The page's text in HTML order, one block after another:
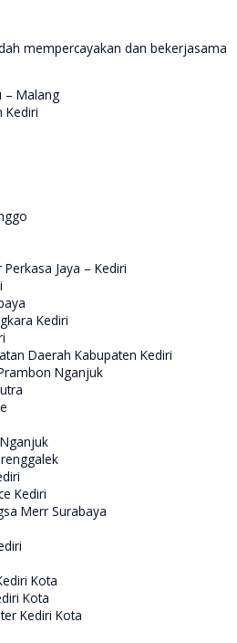
mempercayakan dan bekerjasama
– Malang
Kediri
Jaya – Kediri
Kediri
Daerah Kabupaten Kediri
Nganjuk
Kediri
Merr Surabaya
Kota
Kota
Kediri Kota